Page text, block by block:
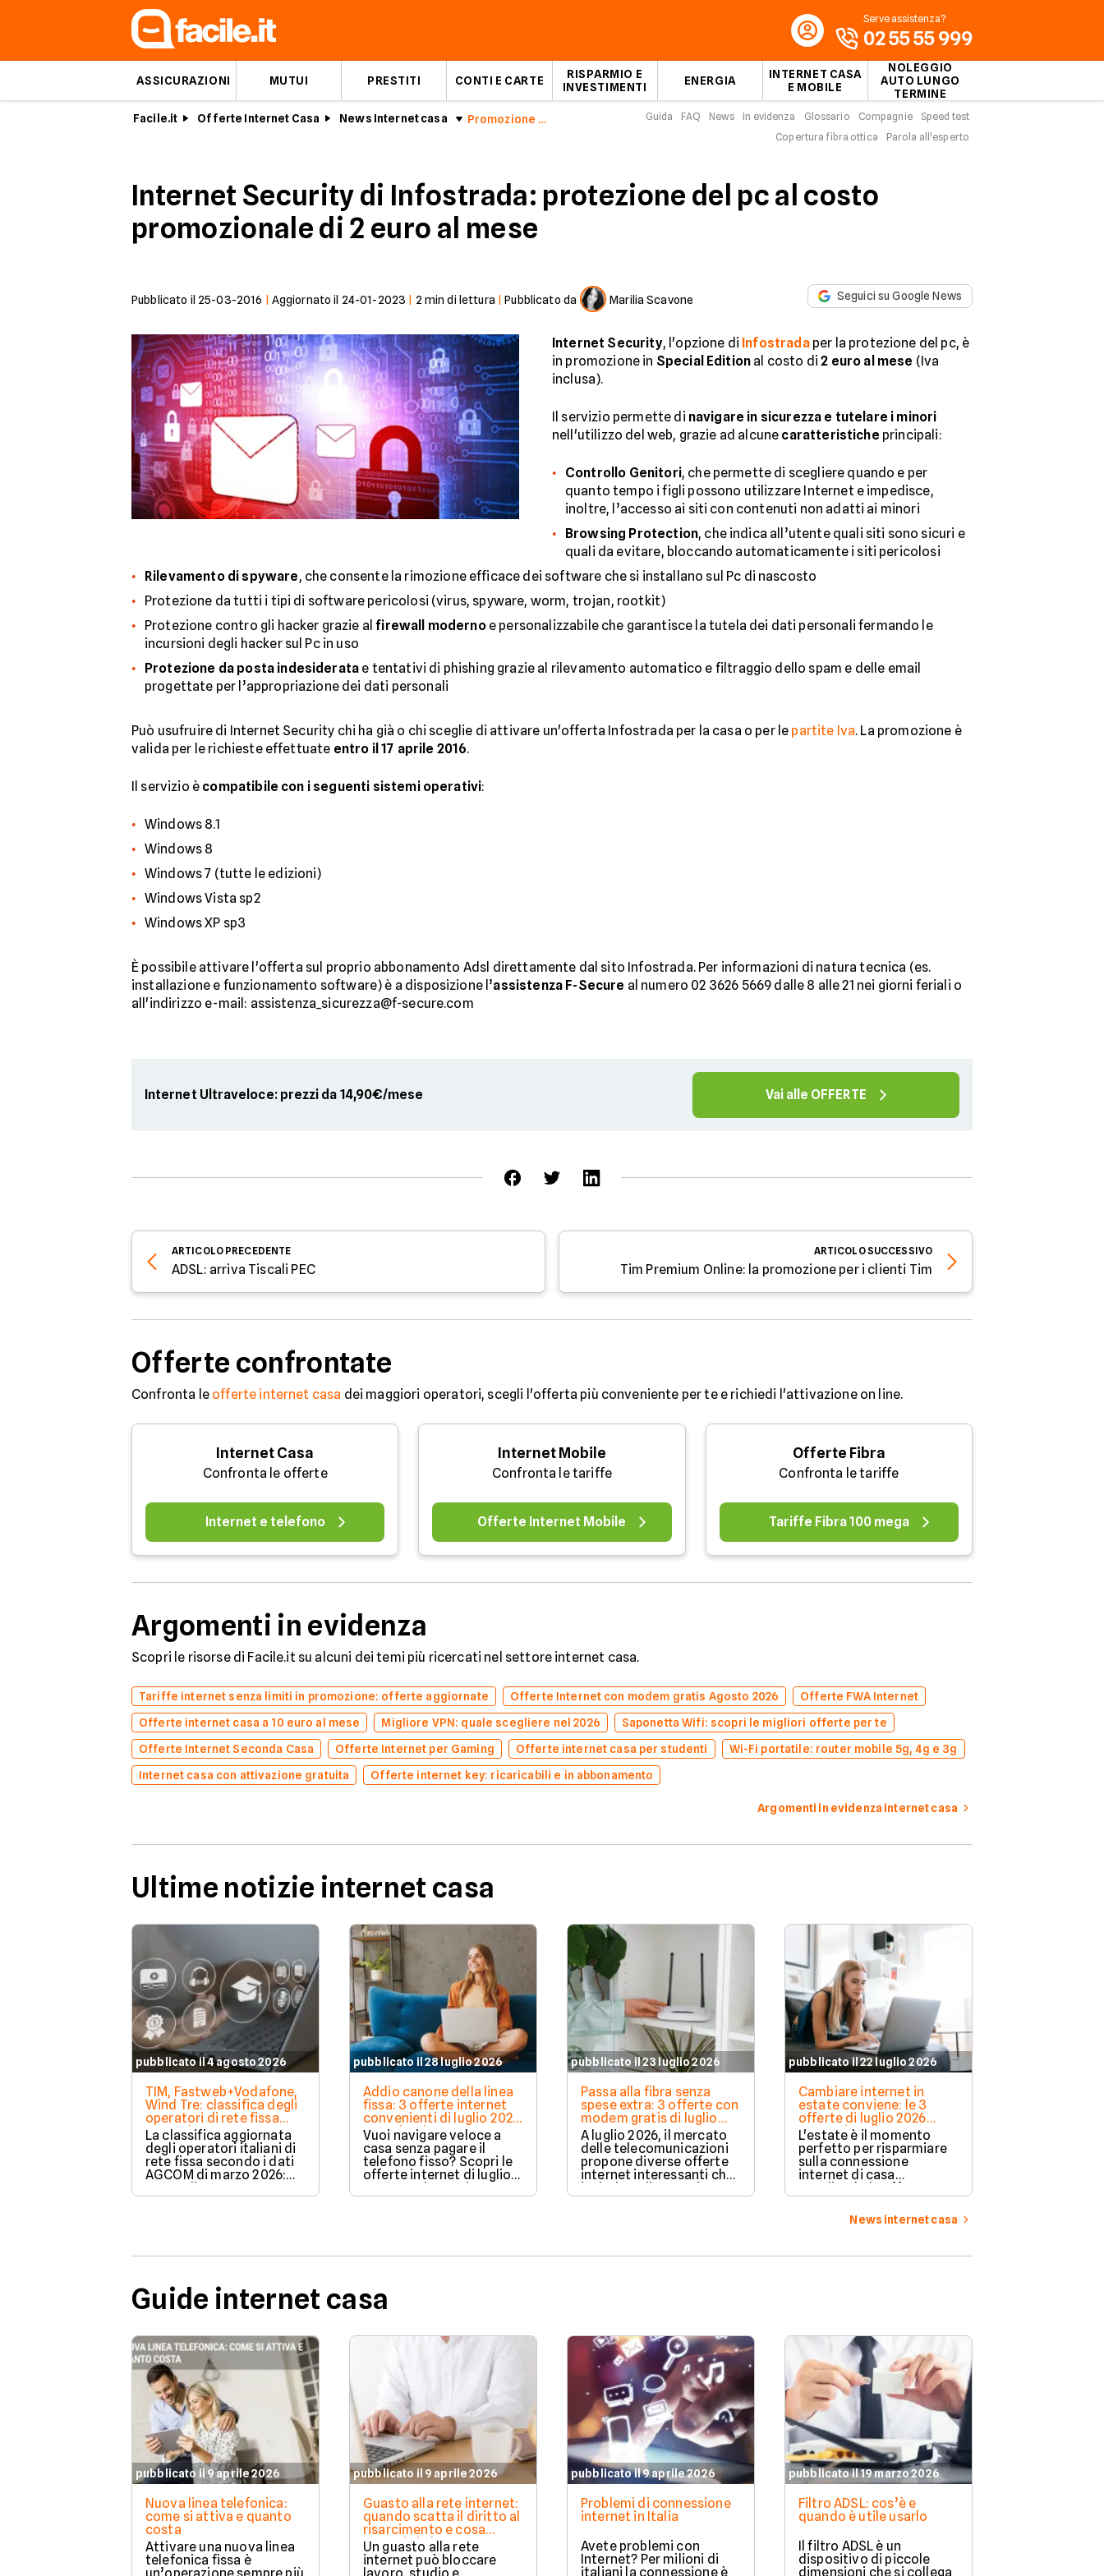
ASSICURAZIONI MUTUI PRESTITI CONTI E CARTE
RISPARMIO E
INVESTIMENTI
ENERGIA
INTERNET CASA
E MOBILE
NOLEGGIO
AUTO LUNGO
TERMINE
Serve assistenza?
02 55 55 999
Facile.it Offerte Internet Casa News Internet casa Promozione Internet Security di Infostrada Guida FAQ News In evidenza Glossario Compagnie
Speed test
Copertura fibra ottica
Parola all'esperto
Internet Security di Infostrada: protezione del pc al costo
promozionale di 2 euro al mese
Pubblicato il 25-03-2016 Aggiornato il 24-01-2023 2 min di lettura |Pubblicato da Marilia Scavone Seguici su Google News
Internet Security, l'opzione di Infostradaper la protezione del pc, è
in promozione in Special Edition al costo di2 euro al mese (Iva
inclusa).
Il servizio permette di navigare in sicurezza e tutelare i minori
nell'utilizzo del web, grazie ad alcune caratteristiche principali:
Controllo Genitori, che permette di scegliere quando e per
quanto tempo i figli possono utilizzare Internet e impedisce,
inoltre, l’accesso ai siti con contenuti non adatti ai minori
Browsing Protection, che indica all’utente quali siti sono sicuri e
quali da evitare, bloccando automaticamente i siti pericolosi
Rilevamento di spyware, che consente la rimozione efficace dei software che si installano sul Pc di nascosto
Protezione da tutti i tipi di software pericolosi (virus, spyware, worm, trojan, rootkit)
Protezione contro gli hacker grazie alfirewall modernoe personalizzabile che garantisce la tutela dei dati personali fermando le
incursioni degli hacker sul Pc in uso
Protezione da posta indesiderata e tentativi di phishing grazie al rilevamento automatico e filtraggio dello spam e delle email
progettate per l’appropriazione dei dati personali
Può usufruire di Internet Security chi ha già o chi sceglie di attivare un'offerta Infostrada per la casa o per le partite Iva. La promozione è
valida per le richieste effettuate entro il 17 aprile 2016.
Il servizio è compatibile con i seguenti sistemi operativi:
Windows 8.1
Windows 8
Windows 7 (tutte le edizioni)
Windows Vista sp2
Windows XP sp3
È possibile attivare l'offerta sul proprio abbonamento Adsl direttamente dal sito Infostrada. Per informazioni di natura tecnica (es.
installazione e funzionamento software) è a disposizione l’assistenza F-Secure al numero 02 3626 5669 dalle 8 alle 21 nei giorni feriali o
all'indirizzo e-mail: assistenza_sicurezza@f-secure.com
Internet Ultraveloce: prezzi da 14,90€/mese Vai alle OFFERTE
ARTICOLO PRECEDENTE
ADSL: arriva Tiscali PEC
ARTICOLOSUCCESSIVO
Tim Premium Online: la promozione per i clienti Tim
Offerte confrontate
Confronta le offerte internet casa dei maggiori operatori, scegli l'offerta più conveniente per te e richiedi l'attivazione on line.
Internet Casa
Confronta le offerte
Internet e telefono
Internet Mobile
Confronta le tariffe
Offerte Internet Mobile
Offerte Fibra
Confronta le tariffe
Tariffe Fibra 100 mega
Argomenti in evidenza
Scopri le risorse di Facile.it su alcuni dei temi più ricercati nel settore internet casa.
Tariffe internet senza limiti in promozione: offerte aggiornate Offerte Internet con modem gratis Agosto 2026
Offerte FWA Internet
Offerte internet casa a 10 euro al mese
Migliore VPN: quale scegliere nel 2026
Saponetta Wifi: scopri le migliori offerte per te
Offerte Internet Seconda Casa
Offerte Internet per Gaming Offerte internet casa per studenti
Wi-Fi portatile: router mobile 5g, 4g e 3g
Internet casa con attivazione gratuita
Offerte internet key: ricaricabili e in abbonamento
Argomenti in evidenza internet casa
Ultime notizie internet casa
pubblicato il 4 agosto 2026
TIM, Fastweb+Vodafone,
Wind Tre: classifica degli
operatori di rete fissa
secondo AGCOM
La classifica aggiornata
degli operatori italiani di
rete fissa secondo i dati
AGCOM di marzo 2026:
quote di mercato,
sorpassi e new entry.
pubblicato il 28 luglio 2026
Addio canone della linea
fissa: 3 offerte internet
convenienti di luglio 2026
a partire da 19,95€
Vuoi navigare veloce a
casa senza pagare il
telefono fisso? Scopri le
offerte internet di luglio
2026 per risparmiare e
scegliere la tariffa
pubblicato il 23 luglio 2026
Passa alla fibra senza
spese extra: 3 offerte con
modem gratis di luglio
2026
A luglio 2026, il mercato
delle telecomunicazioni
propone diverse offerte
internet interessanti che
includono il router in
comodato d'uso gratuito.
pubblicato il 22 luglio 2026
Cambiare internet in
estate conviene: le 3
offerte di luglio 2026
senza vincoli
L'estate è il momento
perfetto per risparmiare
sulla connessione
internet di casa
scegliendo le offerte
vantaggiose di luglio
2026. Scopri 3 proposte
del momento per
velocità senza vincoli e
News internet casa
Guide internet casa
pubblicato il 9 aprile 2026
Nuova linea telefonica:
come si attiva e quanto
costa
Attivare una nuova linea
telefonica fissa è
pubblicato il 9 aprile 2026
Guasto alla rete internet:
quando scatta il diritto al
risarcimento e cosa
prevede la legge
Un guasto alla rete
internet può bloccare
pubblicato il 9 aprile 2026
Problemi di connessione
internet in Italia
Avete problemi con
Internet? Per milioni di
italiani la connessione è
pubblicato il 19 marzo 2026
Filtro ADSL: cos’è e
quando è utile usarlo
Il filtro ADSL è un
dispositivo di piccole
dimensioni che si collega